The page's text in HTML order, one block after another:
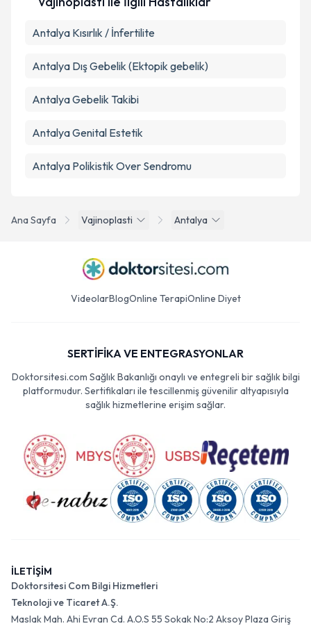
Ana Sayfa Vajinoplasti Antalya
Antalya Kısırlık / İnfertilite
Antalya Dış Gebelik (Ektopik gebelik)
Antalya Gebelik Takibi
Antalya Genital Estetik
Antalya Polikistik Over Sendromu
VideolarBlogOnline TerapiOnline Diyet
SERTİFİKA VE ENTEGRASYONLAR
Doktorsitesi.com Sağlık Bakanlığı onaylı ve entegreli bir sağlık bilgi
platformudur. Sertifikaları ile tescillenmiş güvenilir altyapısıyla
sağlık hizmetlerine erişim sağlar.
İLETİŞİM
Doktorsitesi Com Bilgi Hizmetleri
Teknoloji ve Ticaret A.Ş.
Maslak Mah. Ahi Evran Cd. A.O.S 55 Sokak No:2 Aksoy Plaza Giriş